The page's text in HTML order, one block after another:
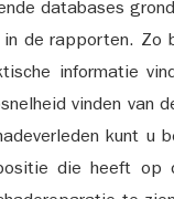
databases
de rapporten. Zo
informatie
vinden van
kunt u
die heeft op